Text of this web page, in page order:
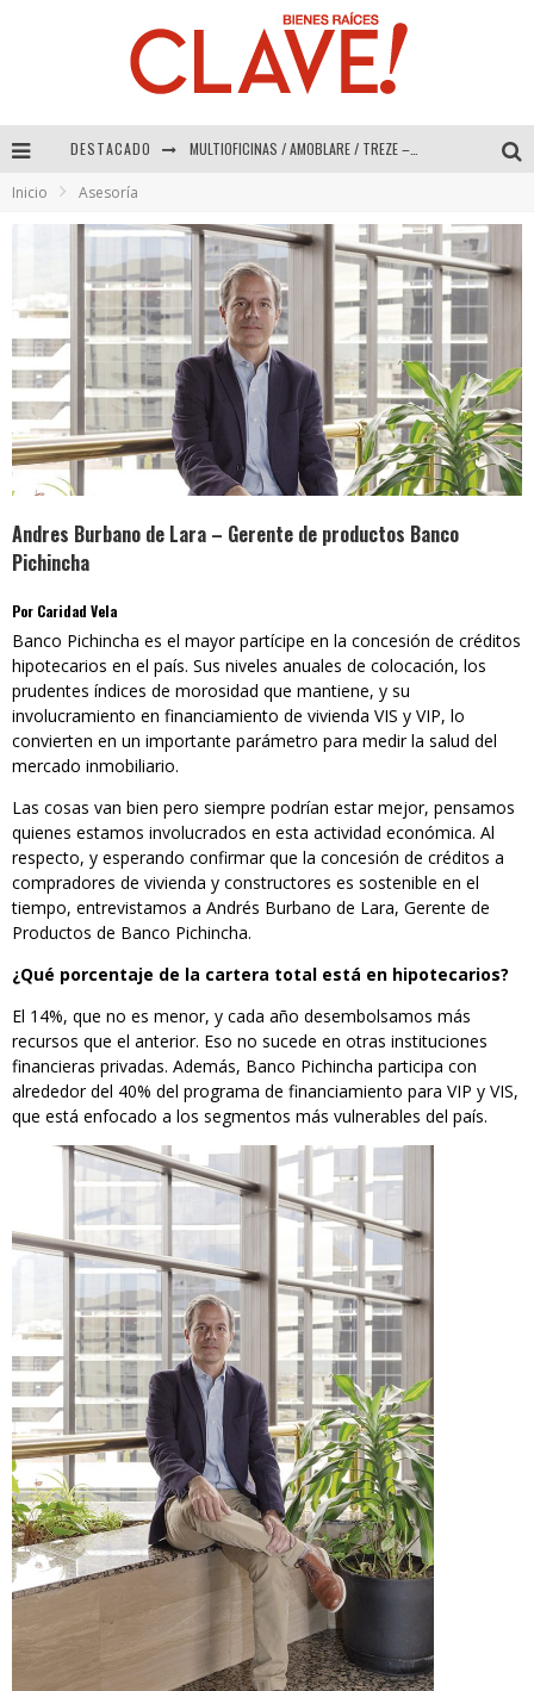
DESTACADO
ADRIANA HOYOS DESIGN STUDIO – Especial Interiorismo & Decoración 2026
Inicio Asesoría
Andres Burbano de Lara – Gerente de productos Banco
Pichincha
Por Caridad Vela
Banco Pichincha es el mayor partícipe en la concesión de créditos
hipotecarios en el país. Sus niveles anuales de colocación, los
prudentes índices de morosidad que mantiene, y su
involucramiento en financiamiento de vivienda VIS y VIP, lo
convierten en un importante parámetro para medir la salud del
mercado inmobiliario.
Las cosas van bien pero siempre podrían estar mejor, pensamos
quienes estamos involucrados en esta actividad económica. Al
respecto, y esperando confirmar que la concesión de créditos a
compradores de vivienda y constructores es sostenible en el
tiempo, entrevistamos a Andrés Burbano de Lara, Gerente de
Productos de Banco Pichincha.
¿Qué porcentaje de la cartera total está en hipotecarios?
El 14%, que no es menor, y cada año desembolsamos más
recursos que el anterior. Eso no sucede en otras instituciones
financieras privadas. Además, Banco Pichincha participa con
alrededor del 40% del programa de financiamiento para VIP y VIS,
que está enfocado a los segmentos más vulnerables del país.